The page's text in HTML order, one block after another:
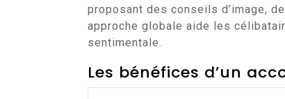
proposant des conseils d’image,
approche globale aide les
sentimentale.
Les bénéfices d’un